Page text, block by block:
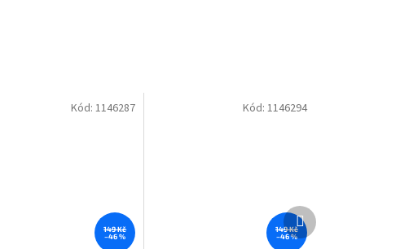
149 Kč
–46 %
Kód:1146287
149 Kč
–46 %
Kód: 1146294
Další
produkt